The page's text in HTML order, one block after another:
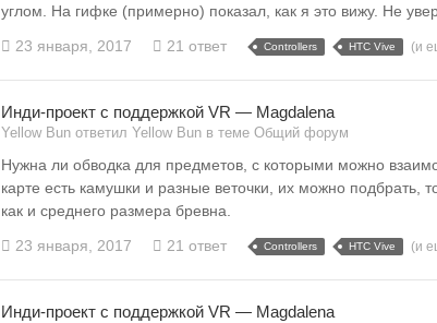
углом. На гифке (примерно) показал, как я это вижу. Не
23 января, 2017
21 ответ Controllers HTC Vive (и
Инди-проект с поддержкой VR — Magdalena
Yellow Bun ответил Yellow Bun в темеОбщий форум
Нужна ли обводка для предметов, с которыми можно
карте есть камушки и разные веточки, их можно подбрать,
как и среднего размера бревна.
23 января, 2017
21 ответ Controllers HTC Vive (и
Инди-проект с поддержкой VR — Magdalena